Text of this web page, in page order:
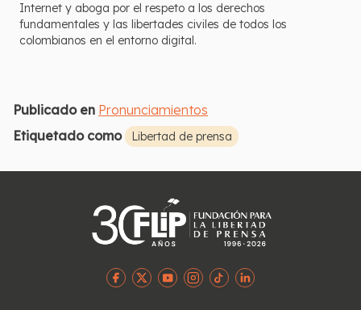
Internet y aboga por el respeto a los derechos
fundamentales y las libertades civiles de todos los
colombianos en el entorno digital.
Publicado en Pronunciamientos
Etiquetado como
Libertad de prensa